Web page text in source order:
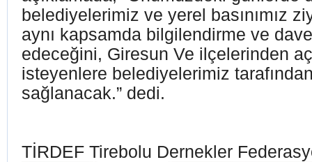
belediyelerimiz ve yerel basınımız
aynı kapsamda bilgilendirme ve
edeceğini, Giresun Ve ilçelerinden
isteyenlere belediyelerimiz
sağlanacak.” dedi.
TİRDEF Tirebolu Dernekler